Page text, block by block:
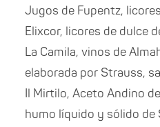
Jugos de Fupentz,
Elixcor, licores de dulce
La Camila, vinos de
elaborada por Strauss,
Il Mirtilo, Aceto Andino
humo líquido y sólido de